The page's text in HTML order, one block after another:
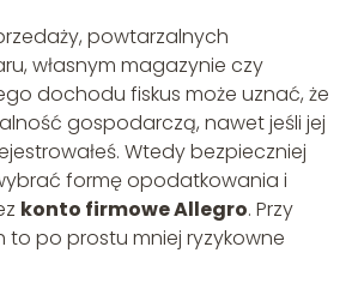
powtarzalnych
własnym magazynie czy
dochodu fiskus może uznać, że
gospodarczą, nawet jeśli jej
Wtedy bezpieczniej
formę opodatkowania i
konto firmowe Allegro. Przy
po prostu mniej ryzykowne